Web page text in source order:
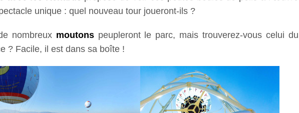
unique : quel nouveau tour joueront-ils ?
nombreux moutonspeupleront le parc, mais trouverez-vous celui du
? Facile, il est dans sa boîte !